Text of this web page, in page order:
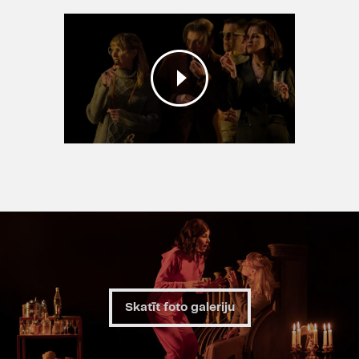
paņēmis viņu līdzi uz svinībām kā
savu saderināto. Karls ir aktieris,
kuru visi zina tikai pēc lomas kādā
kafijas reklāmā, toties viņa sieva
Rebeka reiz saņēmusi prestižo
BAFTA balvu. Tagad viņu dzīve rit
tikai ap abu kopīgajiem diviem
sapņiem, kas tikuši nostumti malā.
Kaut gan visiem ir savi
pārdzīvojumi, viņiem vēl nāksies
atklāt arī to, ka pamestajā muižā
patiešām dzīvo spoks.
Lugas “Jaungada retrīts” (oriģinālā
“T
”) panākumi sākušies
Skatīt foto galeriju